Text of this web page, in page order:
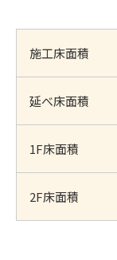
施工床面積
延べ床面積
1F床面積
2F床面積